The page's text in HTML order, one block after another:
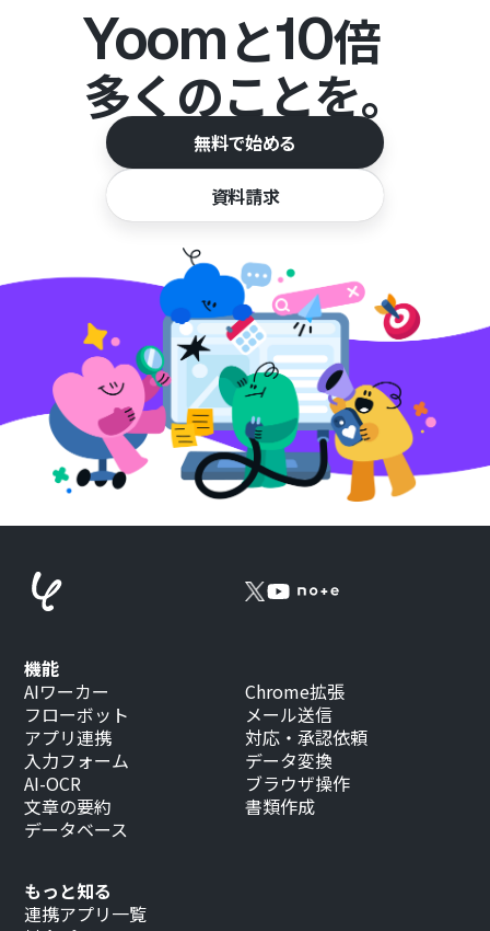
Yoomと10倍
多くのことを。
無料で始める
資料請求
もっと知る
連携アプリ一覧
機能
AIワーカー
フローボット
アプリ連携
入力フォーム
AI-OCR
文章の要約
データベース
Chrome拡張
メール送信
対応・承認依頼
データ変換
ブラウザ操作
書類作成